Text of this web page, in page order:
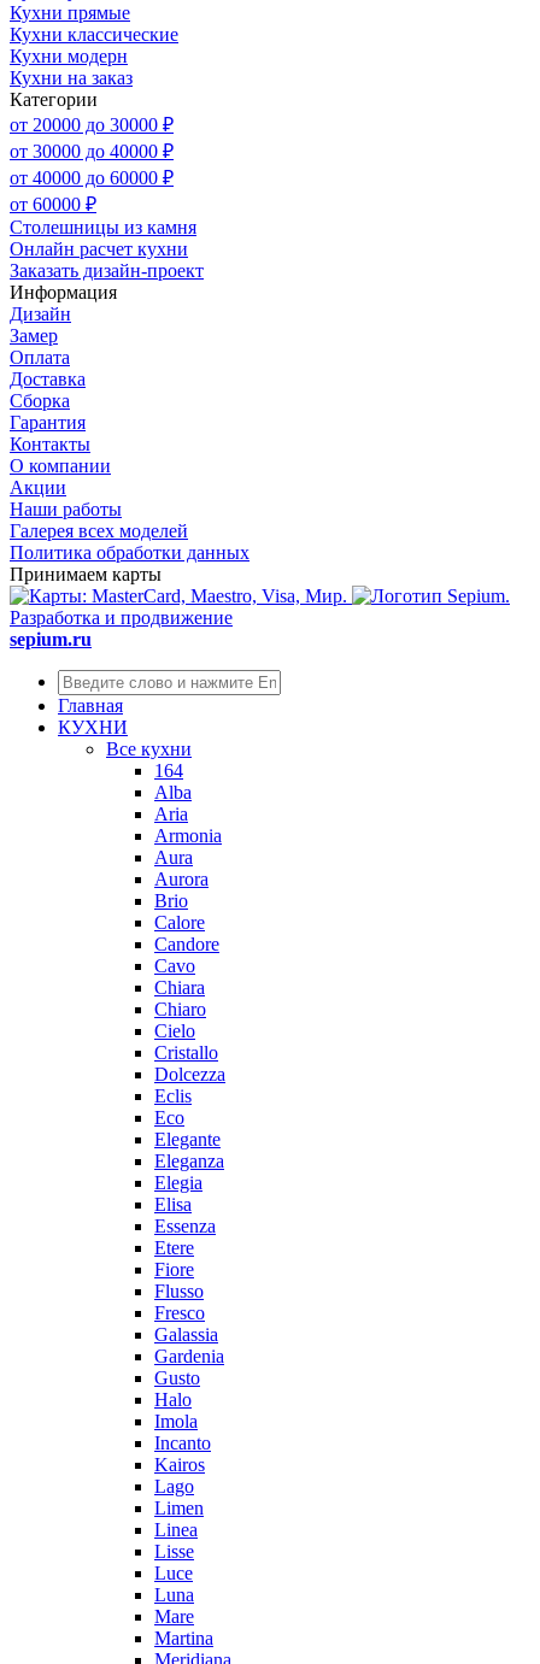
Кухни прямые
Кухни классические
Кухни модерн
Кухни на заказ
Категории
от 20000 до 30000 ₽
от 30000 до 40000 ₽
от 40000 до 60000 ₽
от 60000 ₽
Столешницы из камня
Онлайн расчет кухни
Заказать дизайн-проект
Информация
Дизайн
Замер
Оплата
Доставка
Сборка
Гарантия
Контакты
О компании
Акции
Наши работы
Галерея всех моделей
Политика обработки данных
Принимаем карты
Разработка и продвижение
sepium.ru
Главная
КУХНИ
Все кухни
164
Alba
Aria
Armonia
Aura
Aurora
Brio
Calore
Candore
Cavo
Chiara
Chiaro
Cielo
Cristallo
Dolcezza
Eclis
Eco
Elegante
Eleganza
Elegia
Elisa
Essenza
Etere
Fiore
Flusso
Fresco
Galassia
Gardenia
Gusto
Halo
Imola
Incanto
Kairos
Lago
Limen
Linea
Lisse
Luce
Luna
Mare
Martina
Meridiana